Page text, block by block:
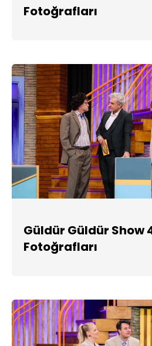
Fotoğrafları
Güldür Güldür Show
Fotoğrafları